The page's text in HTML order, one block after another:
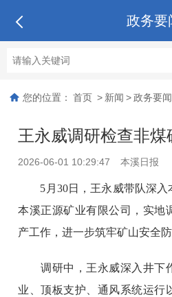
政务要
您的位置： 首页 > 新闻 > 政务要闻
王永威调研检查非煤
2026-06-01 10:29:47 本溪日报
5月30日，王永威带队深入
本溪正源矿业有限公司，实地
产工作，进一步筑牢矿山安全防
调研中，王永威深入井下
业、顶板支护、通风系统运行